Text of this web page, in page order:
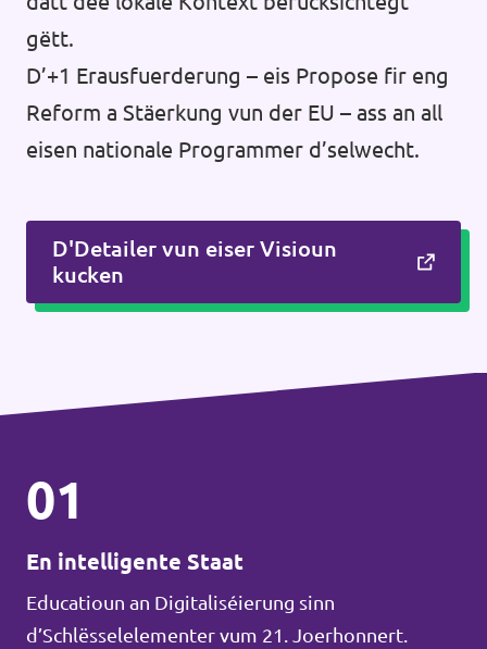
gëtt.
D’+1 Erausfuerderung – eis Propose fir eng
Reform a Stäerkung vun der EU – ass an all
eisen nationale Programmer d’selwecht.
D'Detailer vun eiser Visioun
kucken
01
En intelligente Staat
Educatioun an Digitaliséierung sinn
d’Schlësselelementer vum 21. Joerhonnert.